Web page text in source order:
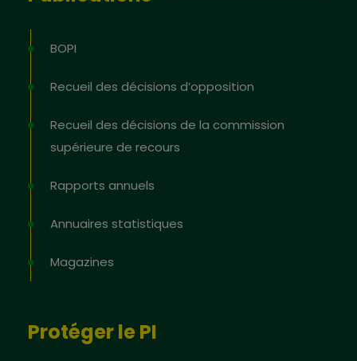
BOPI
Recueil des décisions d’opposition
Recueil des décisions de la commission
supérieure de recours
Rapports annuels
Annuaires statistiques
Magazines
Protéger le PI